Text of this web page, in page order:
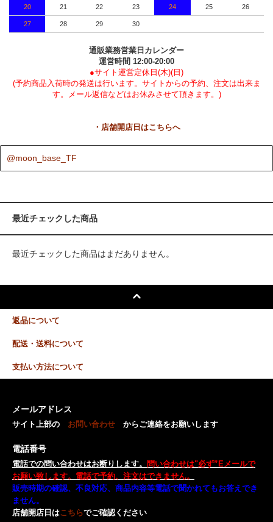
20 21 22 23 24 25 26
27 28 29 30
通販業務営業日カレンダー
運営時間 12:00-20:00
●サイト運営定休日(木)(日)
(予約商品入荷時の発送は行います。サイトからの予約、注文は出来ま
す。メール返信などはお休みさせて頂きます。)
・店舗開店日はこちらへ
@moon_base_TF
最近チェックした商品
最近チェックした商品はまだありません。
返品について
配送・送料について
支払い方法について
メールアドレス
サイト上部の お問い合わせ からご連絡をお願いします
電話番号
電話での問い合わせはお断りします。
問い合わせは"必ず”Eメールで
お願い致します。電話で予約、注文はできません。
販売時期の確認、不良対応、商品内容等電話で聞かれてもお答えでき
ません。
店舗開店日はこちらでご確認ください